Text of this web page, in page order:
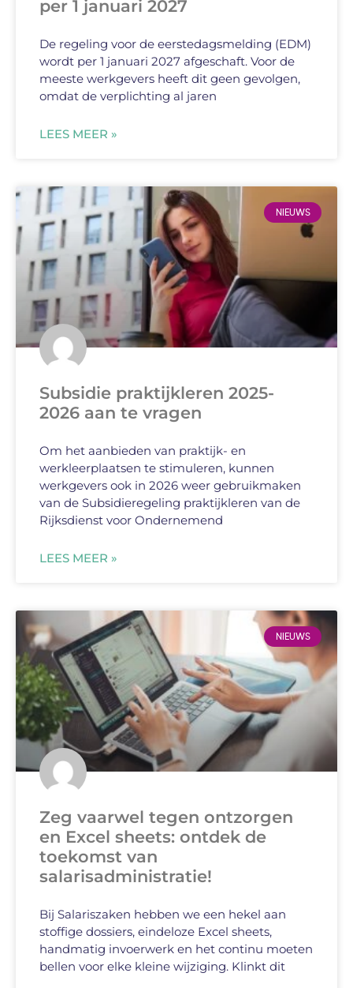
per 1 januari 2027
De regeling voor de eerstedagsmelding (EDM)
wordt per 1 januari 2027 afgeschaft. Voor de
meeste werkgevers heeft dit geen gevolgen,
omdat de verplichting al jaren
LEES MEER »
NIEUWS
Subsidie praktijkleren 2025-
2026 aan te vragen
Om het aanbieden van praktijk- en
werkleerplaatsen te stimuleren, kunnen
werkgevers ook in 2026 weer gebruikmaken
van de Subsidieregeling praktijkleren van de
Rijksdienst voor Ondernemend
LEES MEER »
NIEUWS
Zeg vaarwel tegen ontzorgen
en Excel sheets: ontdek de
toekomst van
salarisadministratie!
Bij Salariszaken hebben we een hekel aan
stoffige dossiers, eindeloze Excel sheets,
handmatig invoerwerk en het continu moeten
bellen voor elke kleine wijziging. Klinkt dit